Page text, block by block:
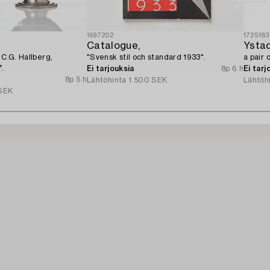
Hallberg,
8p 5 h
1697202
Catalogue,
"Svensk stil och standard 1933".
Ei tarjouksia
8p 6 h
Lähtöhinta 1 500 SEK
1725183
a pair
Ei